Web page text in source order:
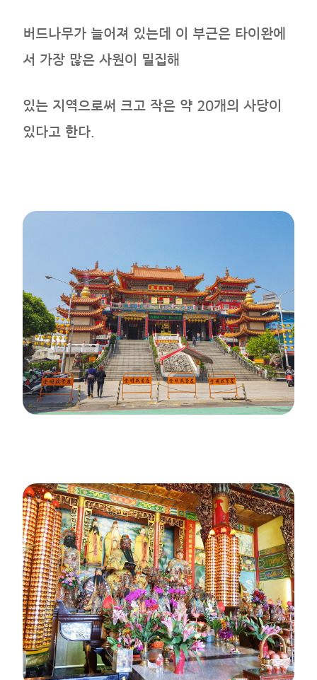
버드나무가 늘어져 있는데 이 부근은 타이완에
서 가장 많은 사원이 밀집해
있는 지역으로써 크고 작은 약 20개의 사당이
있다고 한다.